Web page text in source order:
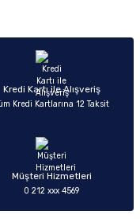
Kredi Kartı ile Alışveriş
Kredi Kartlarına 12 Taksit
Müşteri Hizmetleri
0 212 xxx 4569